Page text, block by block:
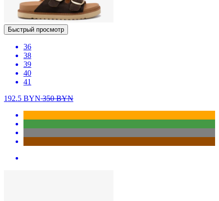
Быстрый просмотр
36
38
39
40
41
192.5 BYN350BYN